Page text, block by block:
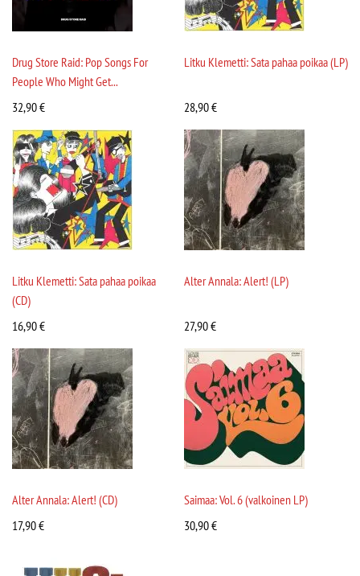
Drug Store Raid: Pop Songs For
People Who Might Get...
32,90€
Litku Klemetti: Sata pahaa poikaa (LP)
28,90€
Litku Klemetti: Sata pahaa poikaa
(CD)
16,90€
Alter Annala: Alert! (LP)
27,90€
Alter Annala: Alert! (CD)
17,90€
Saimaa: Vol. 6 (valkoinen LP)
30,90€